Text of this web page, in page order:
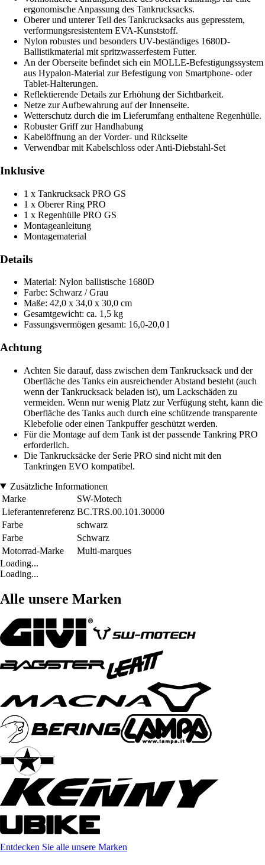
ergonomische Anpassung des Tankrucksacks.
Oberer und unterer Teil des Tankrucksacks aus gepresstem,
verformungsresistentem EVA-Kunststoff.
Nylon robustes und besonders UV-beständiges 1680D-
Ballistikmaterial mit spritzwasserfestem Futter.
An der Oberseite befindet sich ein MOLLE-Befestigungssystem
aus Hypalon-Material zur Befestigung von Smartphone- oder
Tablet-Halterungen.
Reflektierende Details zur Erhöhung der Sichtbarkeit.
Netze zur Aufbewahrung auf der Innenseite.
Wetterschutz durch die im Lieferumfang enthaltene Regenhülle.
Robuster Griff zur Handhabung
Kabelöffnung an der Vorder- und Rückseite
Verwendbar mit Kabelschloss oder Anti-Diebstahl-Set
Inklusive
1 x Tankrucksack PRO GS
1 x Oberer Ring PRO
1 x Regenhülle PRO GS
Montageanleitung
Montagematerial
Details
Material: Nylon ballistische 1680D
Farbe: Schwarz / Grau
Maße: 42,0 x 34,0 x 30,0 cm
Gesamtgewicht: ca. 1,5 kg
Fassungsvermögen gesamt: 16,0-20,0 l
Achtung
Achten Sie darauf, dass zwischen dem Tankrucksack und der
Oberfläche des Tanks ein ausreichender Abstand besteht (auch
wenn der Tankrucksack beladen ist), um Lackschäden zu
vermeiden. Wenn nur wenig Platz zur Verfügung steht, kann die
Oberfläche des Tanks auch durch eine schützende transparente
Klebefolie oder einen Tankpuffer geschützt werden.
Für die Montage auf dem Tank ist der passende Tankring PRO
erforderlich.
Die Tankrucksäcke der Serie PRO sind nicht mit den
Tankringen EVO kompatibel.
Zusätzliche Informationen
Marke
SW-Motech
Lieferantenreferenz BC.TRS.00.101.30000
Farbe
schwarz
Farbe
Schwarz
Motorrad-Marke
Multi-marques
Loading...
Loading...
Alle unsere Marken
Entdecken Sie alle unsere Marken